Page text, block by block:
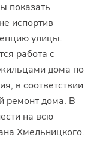
показать
испортив
улицы.
работа с
дома по
в соответствии
ремонт дома. В
на всю
Хмельницкого.